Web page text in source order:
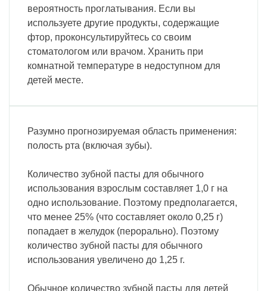
вероятность проглатывания. Если вы
используете другие продукты, содержащие
фтор, проконсультируйтесь со своим
стоматологом или врачом. Хранить при
комнатной температуре в недоступном для
детей месте.
Разумно прогнозируемая область применения:
полость рта (включая зубы).
Количество зубной пасты для обычного
использования взрослым составляет 1,0 г на
одно использование. Поэтому предполагается,
что менее 25% (что составляет около 0,25 г)
попадает в желудок (перорально). Поэтому
количество зубной пасты для обычного
использования увеличено до 1,25 г.
Обычное количество зубной пасты для детей